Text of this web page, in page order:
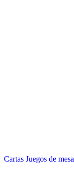
Cartas Juegos de mesa